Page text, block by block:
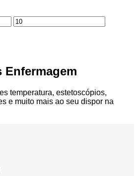
Enfermagem
temperatura, estetoscópios,
e muito mais ao seu dispor na